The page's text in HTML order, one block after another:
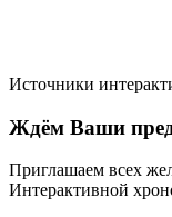
Источники
Ждём Ваши
Приглашаем всех
Интерактивной